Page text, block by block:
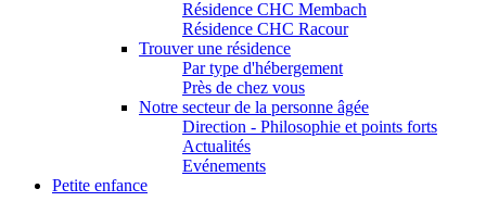
Résidence CHC Membach
Résidence CHC Racour
Trouver une résidence
Par type d'hébergement
Près de chez vous
Notre secteur de la personne âgée
Direction - Philosophie et points forts
Actualités
Evénements
Petite enfance